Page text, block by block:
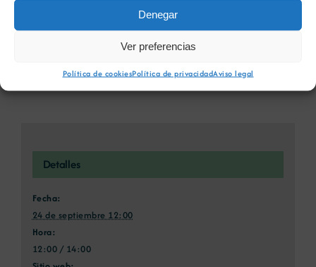
Denegar
Ver preferencias
Política de cookiesPolítica de privacidadAviso legal
WEBINAR: Programa de
Webinar online: «Presente y
futuro del sector de los minerales
Detalles
Fecha:
24 de septiembre 12:00
Hora:
12:00 / 14:00